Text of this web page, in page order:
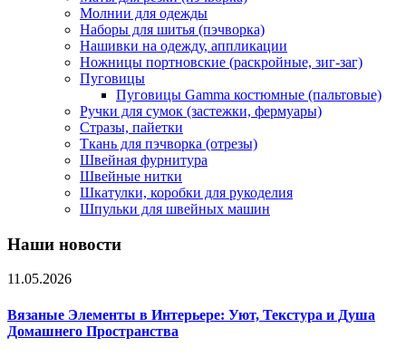
Молнии для одежды
Наборы для шитья (пэчворка)
Нашивки на одежду, аппликации
Ножницы портновские (раскройные, зиг-заг)
Пуговицы
Пуговицы Gamma костюмные (пальтовые)
Ручки для сумок (застежки, фермуары)
Стразы, пайетки
Ткань для пэчворка (отрезы)
Швейная фурнитура
Швейные нитки
Шкатулки, коробки для рукоделия
Шпульки для швейных машин
Наши новости
11.05.2026
Вязаные Элементы в Интерьере: Уют, Текстура и Душа
Домашнего Пространства